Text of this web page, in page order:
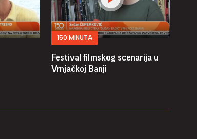
150 MINUTA
Festival filmskog scenarija u
Vrnjačkoj Banji